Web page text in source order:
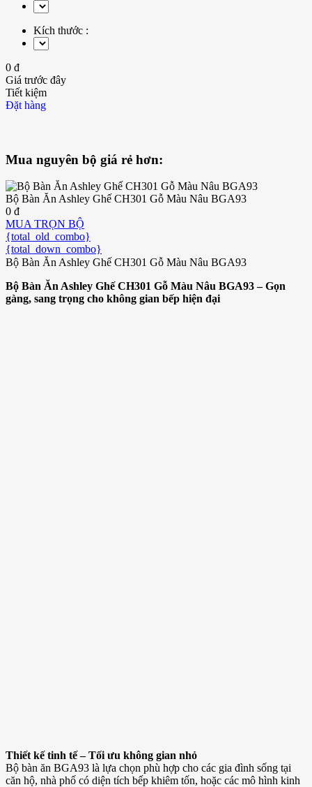
Kích thước :
0 đ
Giá trước đây
Tiết kiệm
Đặt hàng
Mua nguyên bộ giá rẻ hơn:
Bộ Bàn Ăn Ashley Ghế CH301 Gỗ Màu Nâu BGA93
0 đ
MUA TRỌN BỘ
{total_old_combo}
{total_down_combo}
Bộ Bàn Ăn Ashley Ghế CH301 Gỗ Màu Nâu BGA93
Bộ Bàn Ăn Ashley Ghế CH301 Gỗ Màu Nâu BGA93 – Gọn
gàng, sang trọng cho không gian bếp hiện đại
Thiết kế tinh tế – Tối ưu không gian nhỏ
Bộ bàn ăn BGA93 là lựa chọn phù hợp cho các gia đình sống tại
căn hộ, nhà phố có diện tích bếp khiêm tốn, hoặc các mô hình kinh